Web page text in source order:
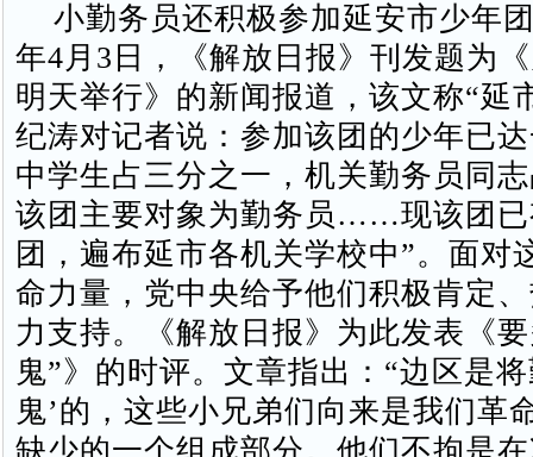
小勤务员还积极参加延安市少年
年4月3日，《解放日报》刊发题为
明天举行》的新闻报道，该文称“延
纪涛对记者说：参加该团的少年已
中学生占三分之一，机关勤务员同
该团主要对象为勤务员……现该团已
团，遍布延市各机关学校中”。面对
命力量，党中央给予他们积极肯定
力支持。《解放日报》为此发表《
鬼”》的时评。文章指出：“边区是
鬼’的，这些小兄弟们向来是我们革